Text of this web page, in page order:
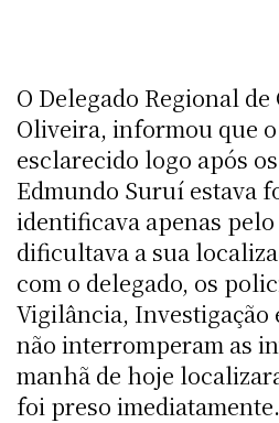
O Delegado Regional
Oliveira, informou que
esclarecido logo após
Edmundo Suruí estava
identificava apenas
dificultava a sua
com o delegado, os
Vigilância, Investigação
não interromperam as
manhã de hoje
foi preso imediatamente.